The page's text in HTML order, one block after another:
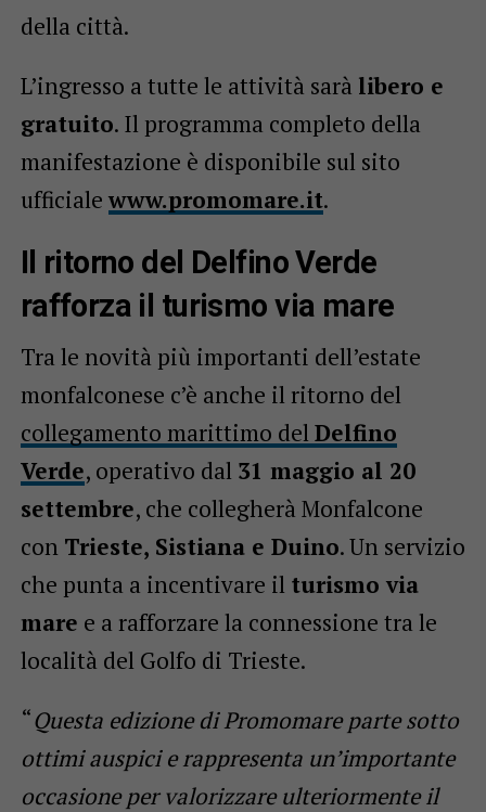
della città.
L’ingresso a tutte le attività sarà libero e
gratuito. Il programma completo della
manifestazione è disponibile sul sito
ufficiale www.promomare.it.
Il ritorno del Delfino Verde
rafforza il turismo via mare
Tra le novità più importanti dell’estate
monfalconese c’è anche il ritorno del
collegamento marittimo del Delfino
Verde, operativo dal 31 maggio al 20
settembre, che collegherà Monfalcone
con Trieste, Sistiana e Duino. Un servizio
che punta a incentivare il turismo via
mare e a rafforzare la connessione tra le
località del Golfo di Trieste.
“Questa edizione di Promomare parte sotto
ottimi auspici e rappresenta un’importante
occasione per valorizzare ulteriormente il